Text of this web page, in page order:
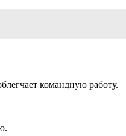
командную работу.